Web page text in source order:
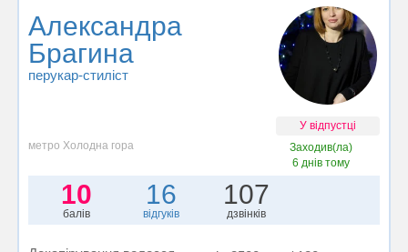
Александра
Брагина
перукар-стиліст
У відпустці
метро Холодна гора
Заходив(ла)
6 днів тому
10
балів
16
відгуків
107
дзвінків